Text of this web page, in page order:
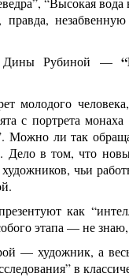
Дины Рубиной —
с портрета
ли так
Дело в том, что
чьи
как
этапа — не
— художник, а
в